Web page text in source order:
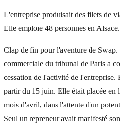
L'entreprise produisait des filets de
Elle emploie 48 personnes en Alsace.
Clap de fin pour l'aventure de
commerciale du tribunal de Paris a
cessation de l'activité de l'entreprise.
partir du 15 juin. Elle était placée en
mois d'avril, dans l'attente d'un
Seul un repreneur avait manifesté